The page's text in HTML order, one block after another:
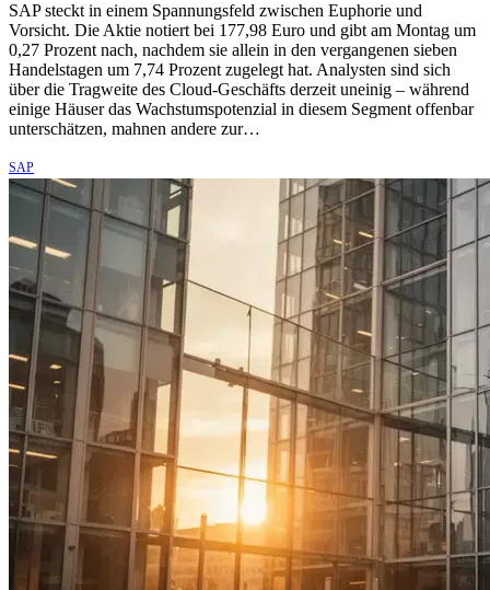
SAP steckt in einem Spannungsfeld zwischen Euphorie und
Vorsicht. Die Aktie notiert bei 177,98 Euro und gibt am Montag um
0,27 Prozent nach, nachdem sie allein in den vergangenen sieben
Handelstagen um 7,74 Prozent zugelegt hat. Analysten sind sich
über die Tragweite des Cloud-Geschäfts derzeit uneinig – während
einige Häuser das Wachstumspotenzial in diesem Segment offenbar
unterschätzen, mahnen andere zur…
SAP